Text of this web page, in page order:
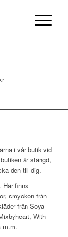
i vår butik vid
är stängd,
den till dig.
Här finns
smycken från
från Soya
With
m.m.